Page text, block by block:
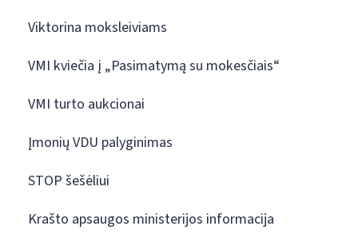
Viktorina moksleiviams
VMI kviečia į „Pasimatymą su mokesčiais“
VMI turto aukcionai
Įmonių VDU palyginimas
STOP šešėliui
Krašto apsaugos ministerijos informacija